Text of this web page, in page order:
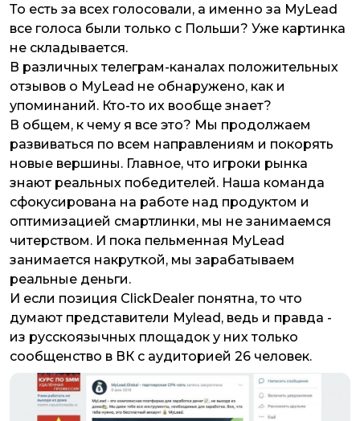
То есть за всех голосовали, а именно за MyLead
все голоса были только с Польши? Уже картинка
не складывается.
В различных телеграм-каналах положительных
отзывов о MyLead не обнаружено, как и
упоминаний. Кто-то их вообще знает?
В общем, к чему я все это? Мы продолжаем
развиваться по всем направлениям и покорять
новые вершины. Главное, что игроки рынка
знают реальных победителей. Наша команда
сфокусирована на работе над продуктом и
оптимизацией смартлинки, мы не занимаемся
читерством. И пока пельменная MyLead
занимается накруткой, мы зарабатываем
реальные деньги.
И если позиция ClickDealer понятна, то что
думают представители Mylead, ведь и правда -
из русскоязычных площадок у них только
сообщенство в ВК с аудиторией 26 человек.